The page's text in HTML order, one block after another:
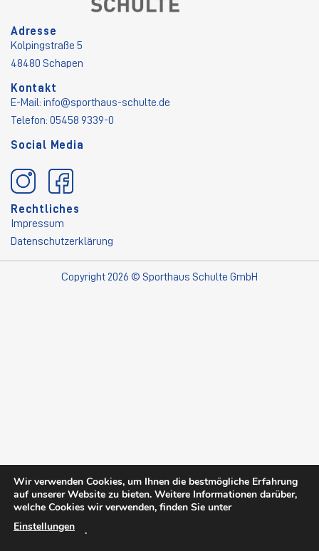
Adresse
Kolpingstraße 5
48480 Schapen
Kontakt
E-Mail: info@sporthaus-schulte.de
Telefon: 05458 9339-0
Social Media
Rechtliches
Impressum
Datenschutzerklärung
Copyright 2026 © Sporthaus Schulte GmbH
Wir verwenden Cookies, um Ihnen die bestmögliche Erfahrung
auf unserer Website zu bieten. Weitere Informationen darüber,
welche Cookies wir verwenden, finden Sie unter
Einstellungen
.